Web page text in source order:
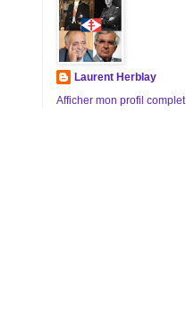
Laurent Herblay
Afficher mon profil complet